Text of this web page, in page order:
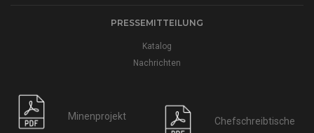
PRESSEMITTEILUNG
Katalog
Nachrichten
Minenprojekt Chefschreibtische